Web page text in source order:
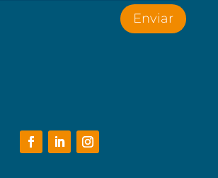
Enviar